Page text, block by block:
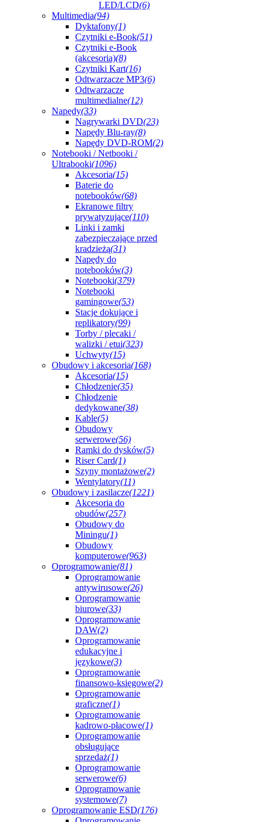
LED/LCD(6)
Multimedia(94)
Dyktafony(1)
Czytniki e-Book(51)
Czytniki e-Book
(akcesoria)(8)
Czytniki Kart(16)
Odtwarzacze MP3(6)
Odtwarzacze
multimedialne(12)
Napędy(33)
Nagrywarki DVD(23)
Napędy Blu-ray(8)
Napędy DVD-ROM(2)
Notebooki / Netbooki /
Ultrabooki(1096)
Akcesoria(15)
Baterie do
notebooków(68)
Ekranowe filtry
prywatyzujące(110)
Linki i zamki
zabezpieczające przed
kradzieżą(31)
Napędy do
notebooków(3)
Notebooki(379)
Notebooki
gamingowe(53)
Stacje dokujące i
replikatory(99)
Torby / plecaki /
walizki / etui(323)
Uchwyty(15)
Obudowy i akcesoria(168)
Akcesoria(15)
Chłodzenie(35)
Chłodzenie
dedykowane(38)
Kable(5)
Obudowy
serwerowe(56)
Ramki do dysków(5)
Riser Card(1)
Szyny montażowe(2)
Wentylatory(11)
Obudowy i zasilacze(1221)
Akcesoria do
obudów(257)
Obudowy do
Miningu(1)
Obudowy
komputerowe(963)
Oprogramowanie(81)
Oprogramowanie
antywirusowe(26)
Oprogramowanie
biurowe(33)
Oprogramowanie
DAW(2)
Oprogramowanie
edukacyjne i
językowe(3)
Oprogramowanie
finansowo-księgowe(2)
Oprogramowanie
graficzne(1)
Oprogramowanie
kadrowo-płacowe(1)
Oprogramowanie
obsługujące
sprzedaż(1)
Oprogramowanie
serwerowe(6)
Oprogramowanie
systemowe(7)
Oprogramowanie ESD(176)